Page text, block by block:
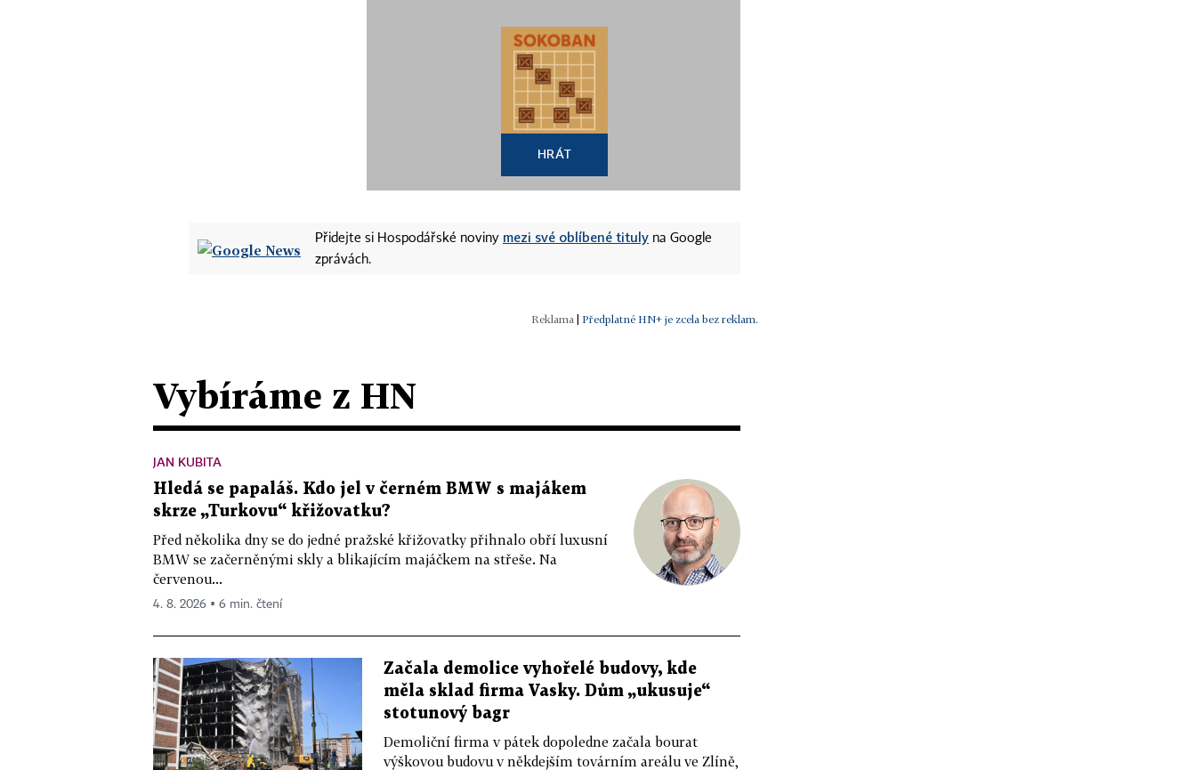
HRÁT
Přidejte si Hospodářské noviny mezi své oblíbené tituly na Google
zprávách.
Předplatné HN+ je zcela bez reklam.
Vybíráme z HN
JAN KUBITA
Hledá se papaláš. Kdo jel v černém BMW s majákem
skrze „Turkovu“ křižovatku?
Před několika dny se do jedné pražské křižovatky přihnalo obří luxusní
BMW se začerněnými skly a blikajícím majáčkem na střeše. Na
červenou...
4. 8. 2026 ▪ 6 min. čtení
Začala demolice vyhořelé budovy, kde
měla sklad firma Vasky. Dům „ukusuje“
stotunový bagr
Demoliční firma v pátek dopoledne začala bourat
výškovou budovu v někdejším továrním areálu ve Zlíně,